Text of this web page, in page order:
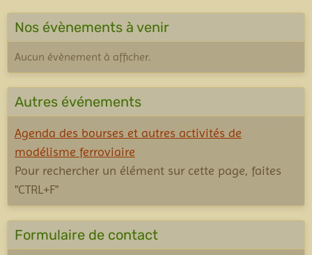
Nos évènements à venir
Aucun évènement à afficher.
Autres événements
Agenda des bourses et autres activités de
modélisme ferroviaire
Pour rechercher un élément sur cette page, faites
"CTRL+F"
Formulaire de contact